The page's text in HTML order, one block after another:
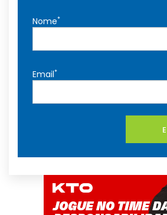
Nome*
Email*